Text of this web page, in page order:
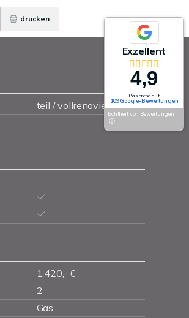
drucken
teil / vollrenoviert
1.420,- €
2
Gas
Exzellent
4,9
Basierend auf
109 Google-Bewertungen
Echtheit von Bewertungen